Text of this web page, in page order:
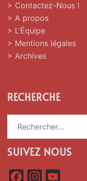
> Contactez-Nous !
> A propos
> L’Équipe
> Mentions légales
> Archives
RECHERCHE
SUIVEZ NOUS